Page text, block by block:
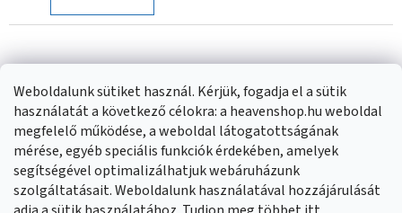
Weboldalunk sütiket használ. Kérjük, fogadja el a sütik
használatát a következő célokra: a heavenshop.hu weboldal
megfelelő működése, a weboldal látogatottságának
mérése, egyéb speciális funkciók érdekében, amelyek
segítségével optimalizálhatjuk webáruházunk
szolgáltatásait. Weboldalunk használatával hozzájárulását